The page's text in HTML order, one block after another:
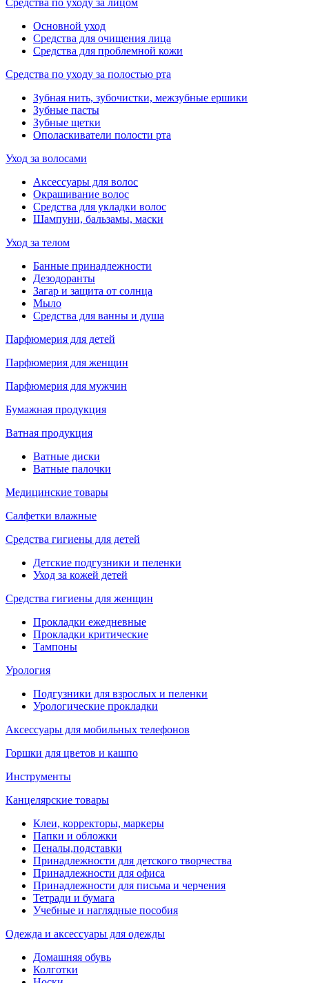
Средства по уходу за лицом
Основной уход
Средства для очищения лица
Средства для проблемной кожи
Средства по уходу за полостью рта
Зубная нить, зубочистки, межзубные ершики
Зубные пасты
Зубные щетки
Ополаскиватели полости рта
Уход за волосами
Аксессуары для волос
Окрашивание волос
Средства для укладки волос
Шампуни, бальзамы, маски
Уход за телом
Банные принадлежности
Дезодоранты
Загар и защита от солнца
Мыло
Средства для ванны и душа
Парфюмерия для детей
Парфюмерия для женщин
Парфюмерия для мужчин
Бумажная продукция
Ватная продукция
Ватные диски
Ватные палочки
Медицинские товары
Салфетки влажные
Средства гигиены для детей
Детские подгузники и пеленки
Уход за кожей детей
Средства гигиены для женщин
Прокладки ежедневные
Прокладки критические
Тампоны
Урология
Подгузники для взрослых и пеленки
Урологические прокладки
Аксессуары для мобильных телефонов
Горшки для цветов и кашпо
Инструменты
Канцелярские товары
Клеи, корректоры, маркеры
Папки и обложки
Пеналы,подставки
Принадлежности для детского творчества
Принадлежности для офиса
Принадлежности для письма и черчения
Тетради и бумага
Учебные и наглядные пособия
Одежда и аксессуары для одежды
Домашняя обувь
Колготки